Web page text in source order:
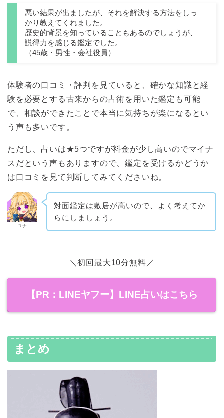
悪い結果が出ましたが、それを解決する方法をしっ
かり教えてくれました。
歴史的背景を知っていることもあるのでしょうが、
説得力を感じる鑑定でした。
（45歳・男性・会社役員）
体験者の口コミ・評判を見ていると、確かな知識と経
験を必要とする古来からの占術を用いた鑑定も可能
で、相談ができたことで本当に気持ちが楽になるとい
う声も多いです。
ただし、占いは★5つですが料金が少し高いのでマイナ
スだという声もありますので、鑑定を受けるかどうか
は口コミを見て判断してみてくださいね。
ユナ
対面鑑定は敷居が高いので、よく考えてか
らにしましょう。
＼初回最大10分無料／
【PR：LINEヤフー】LINE占いはこちら
まとめ